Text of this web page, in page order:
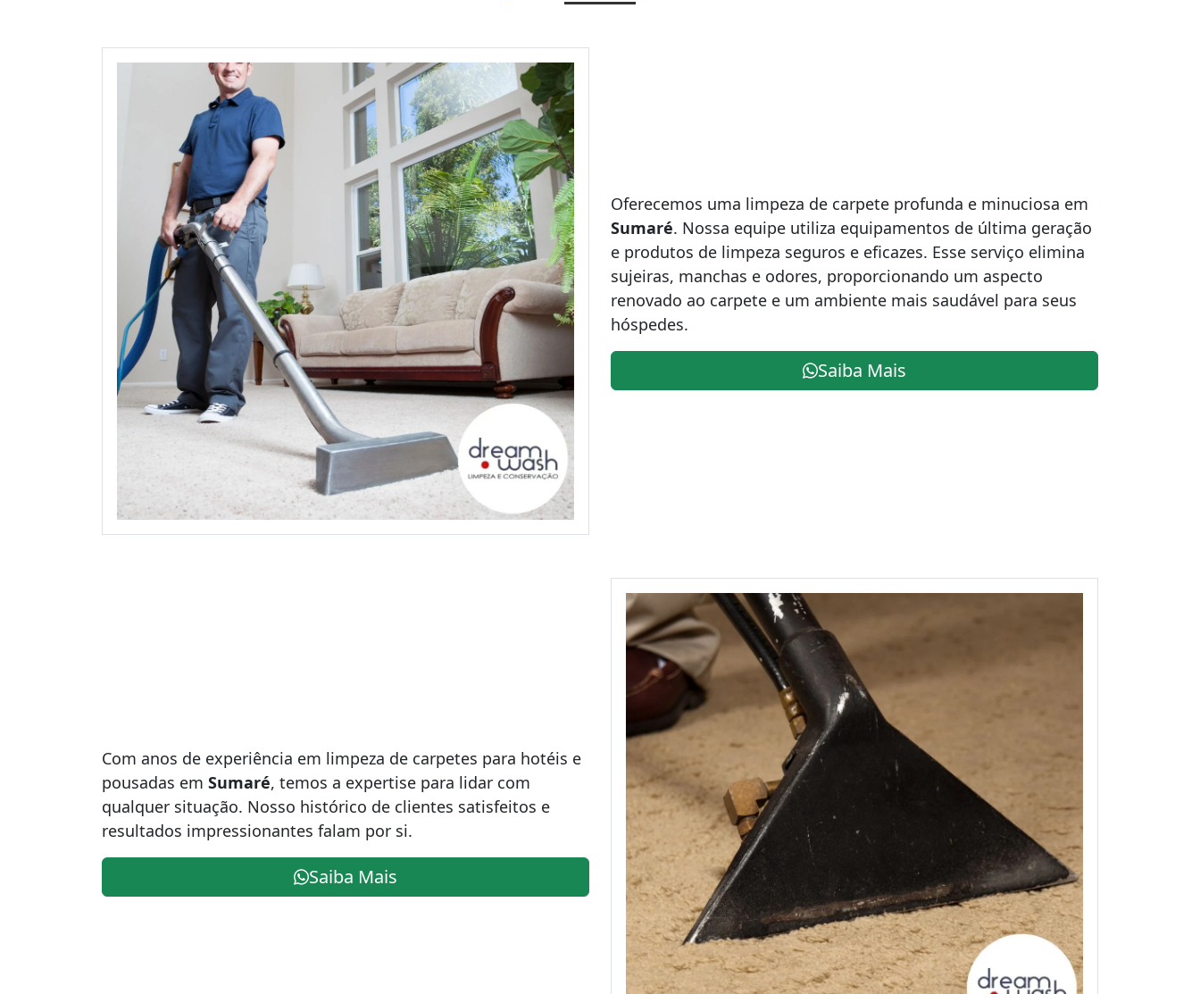
Oferecemos uma limpeza de carpete profunda e minuciosa em
Sumaré. Nossa equipe utiliza equipamentos de última geração
e produtos de limpeza seguros e eficazes. Esse serviço elimina
sujeiras, manchas e odores, proporcionando um aspecto
renovado ao carpete e um ambiente mais saudável para seus
hóspedes.
Saiba Mais
Com anos de experiência em limpeza de carpetes para hotéis e
pousadas em Sumaré, temos a expertise para lidar com
qualquer situação. Nosso histórico de clientes satisfeitos e
resultados impressionantes falam por si.
Saiba Mais